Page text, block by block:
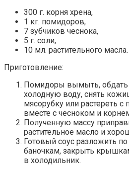
300 г. корня хрена,
1 кг. помидоров,
7 зубчиков чеснока,
5 г. соли,
10 мл. растительного масла.
Приготовление:
Помидоры вымыть, обдать
холодную воду, снять
мясорубку или растереть
вместе с чесноком и
Полученную массу
растительное масло и
Готовый соус разложить
баночкам, закрыть
в холодильник.